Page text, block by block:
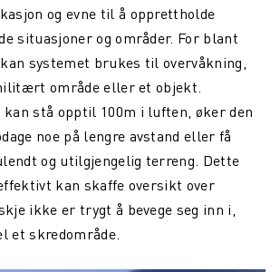
og evne til å opprettholde
situasjoner og områder. For blant
systemet brukes til overvåkning,
område eller et objekt.
stå opptil 100m i luften, øker den
noe på lengre avstand eller få
og utilgjengelig terreng. Dette
kan skaffe oversikt over
ikke er trygt å bevege seg inn i,
et skredområde.